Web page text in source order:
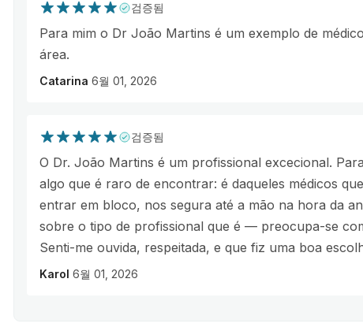
검증됨
Para mim o Dr João Martins é um exemplo de
área.
Catarina 6월 01, 2026
검증됨
O Dr. João Martins é um profissional excecional.
algo que é raro de encontrar: é daqueles médicos
entrar em bloco, nos segura até a mão na hora da
sobre o tipo de profissional que é — preocupa-se
Senti-me ouvida, respeitada, e que fiz uma boa
Karol 6월 01, 2026